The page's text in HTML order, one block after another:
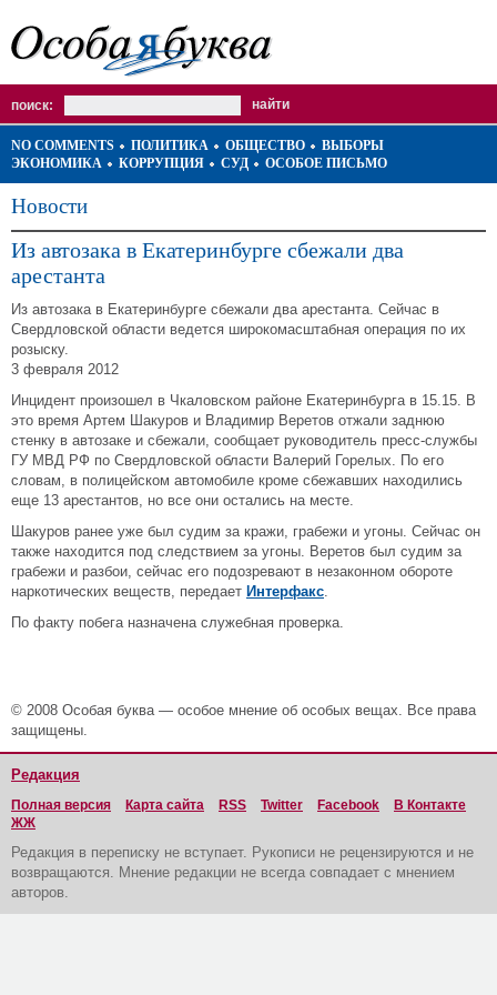
поиск:
NO COMMENTS ПОЛИТИКА ОБЩЕСТВО
ВЫБОРЫ
ЭКОНОМИКА
КОРРУПЦИЯ СУД ОСОБОЕ ПИСЬМО
Новости
Из автозака в Екатеринбурге сбежали два
арестанта
Из автозака в Екатеринбурге сбежали два арестанта. Сейчас в
Свердловской области ведется широкомасштабная операция по их
розыску.
3 февраля 2012
Инцидент произошел в Чкаловском районе Екатеринбурга в 15.15. В
это время Артем Шакуров и Владимир Веретов отжали заднюю
стенку в автозаке и сбежали, сообщает руководитель пресс-службы
ГУ МВД РФ по Свердловской области Валерий Горелых. По его
словам, в полицейском автомобиле кроме сбежавших находились
еще 13 арестантов, но все они остались на месте.
Шакуров ранее уже был судим за кражи, грабежи и угоны. Сейчас он
также находится под следствием за угоны. Веретов был судим за
грабежи и разбои, сейчас его подозревают в незаконном обороте
наркотических веществ, передает Интерфакс.
По факту побега назначена служебная проверка.
© 2008 Особая буква — особое мнение об особых вещах. Все права
защищены.
Редакция
Полная версия Карта сайта RSS Twitter Facebook
В Контакте
ЖЖ
Редакция в переписку не вступает. Рукописи не рецензируются и не
возвращаются. Мнение редакции не всегда совпадает с мнением
авторов.